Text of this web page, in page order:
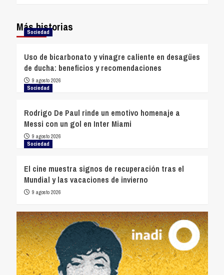
Más historias
Sociedad
Uso de bicarbonato y vinagre caliente en desagües
de ducha: beneficios y recomendaciones
9 agosto 2026
Sociedad
Rodrigo De Paul rinde un emotivo homenaje a
Messi con un gol en Inter Miami
9 agosto 2026
Sociedad
El cine muestra signos de recuperación tras el
Mundial y las vacaciones de invierno
9 agosto 2026